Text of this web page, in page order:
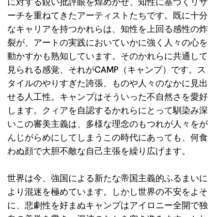
ーチを重ねてきたアーティストたちです。既に十分
なキャリアを持つかれらは、知性を上回る感性の炸
裂が、アートの実践においていかに強く人々の心を
動かすかも熟知しています。そのかれらに共通して
見られる感覚、それがCAMP（キャンプ）です。ス
タイルのやりすぎた誇張、ものや人々のなかに見出
せる人工性。キャンプはそういった不自然さを愛好
します。クィアを自認するかれらにとって馴染み深
いこの審美主義は、多様な理念のもつれが人々をが
んじがらめにしてしまうこの時代にあっても、何食
わぬ顔で大胆不敵な自己主張を繰り広げます。
世界は今、強国による新たな帝国主義的ふるまいに
より混迷を極めています。しかし世界の不安をよそ
に、悲劇性を好まぬキャンプはアイロニー全開で独